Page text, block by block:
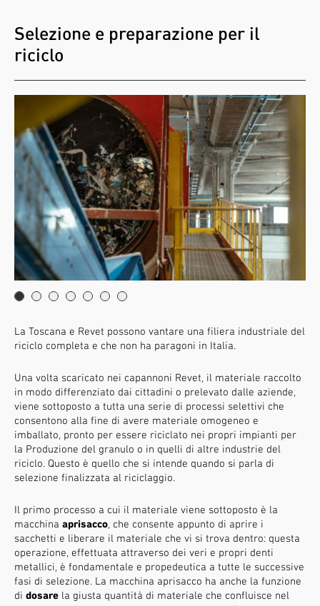
Selezione e preparazione per il
riciclo
La Toscana e Revet possono vantare una filiera industriale del
riciclo completa e che non ha paragoni in Italia.
Una volta scaricato nei capannoni Revet, il materiale raccolto
in modo differenziato dai cittadini o prelevato dalle aziende,
viene sottoposto a tutta una serie di processi selettivi che
consentono alla fine di avere materiale omogeneo e
imballato, pronto per essere riciclato nei propri impianti per
la Produzione del granulo o in quelli di altre industrie del
riciclo. Questo è quello che si intende quando si parla di
selezione finalizzata al riciclaggio.
Il primo processo a cui il materiale viene sottoposto è la
macchina aprisacco , che consente appunto di aprire i
sacchetti e liberare il materiale che vi si trova dentro: questa
operazione, effettuata attraverso dei veri e propri denti
metallici, è fondamentale e propedeutica a tutte le successive
fasi di selezione. La macchina aprisacco ha anche la funzione
di dosare la giusta quantità di materiale che confluisce nel